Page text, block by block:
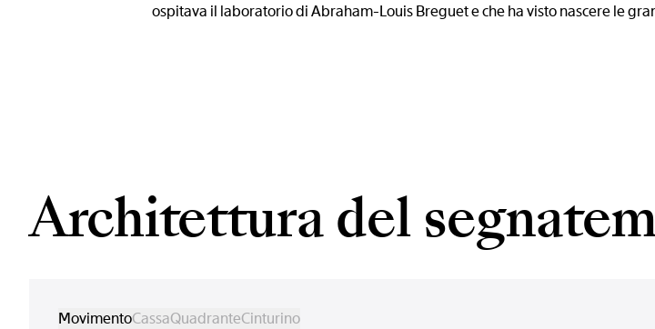
ospitava il laboratorio di Abraham-Louis Breguet e che ha visto nascere le
Architettura del
MovimentoCassaQuadranteCinturino